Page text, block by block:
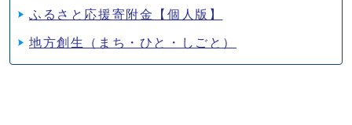
ふるさと応援寄附金【個人版】
地方創生（まち・ひと・しごと）